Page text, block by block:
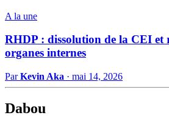
A la une
RHDP : dissolution de la CEI et
organes internes
ParKevin Aka · mai 14, 2026
Dabou